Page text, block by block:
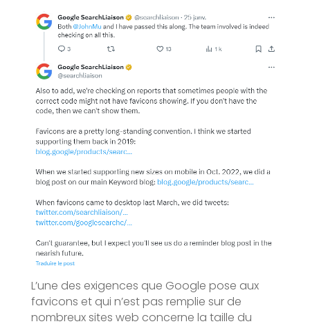
L’une des exigences que Google pose aux
favicons et qui n’est pas remplie sur de
nombreux sites web concerne la taille du